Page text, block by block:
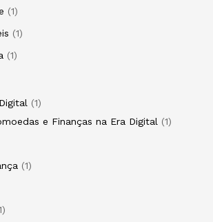
1
1
1
1
e Finanças na Era Digital
1
1